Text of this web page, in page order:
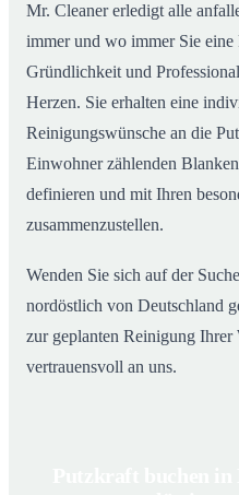
Mr. Cleaner erledigt alle
immer und wo immer Sie eine
Gründlichkeit und
Herzen. Sie erhalten eine
Reinigungswünsche an die
Einwohner zählenden
definieren und mit Ihren
zusammenzustellen.
Wenden Sie sich auf der
nordöstlich von Deutschland
zur geplanten Reinigung
vertrauensvoll an uns.